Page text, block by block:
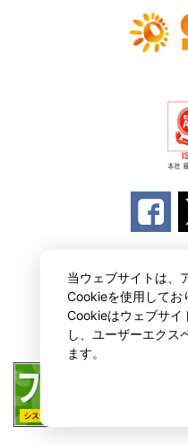
当ウェブサイトは、
Cookieを使用してお
Cookieはウェブサイ
し、ユーザーエクス
ます。